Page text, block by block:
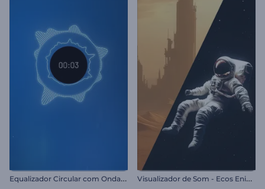
E
qualizador Circular com Ondas Sonoras V
isualizador de Som - Ecos Enigmáticos